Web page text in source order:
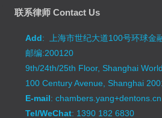
联系律师 Contact Us
Add: 上海市世纪大道100号环球金
邮编:200120
9th/24th/25th Floor, Shanghai
100 Century Avenue, Shanghai
E-mail:
Tel/WeChat: 1390 182 6830